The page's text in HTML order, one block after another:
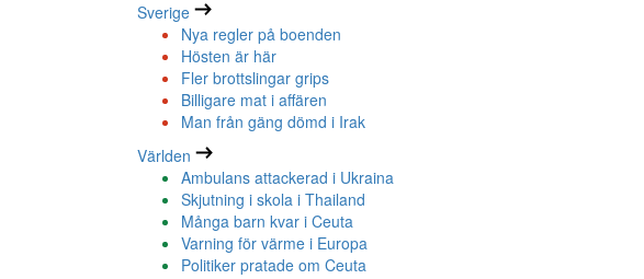
Sverige
Nya regler på boenden
Hösten är här
Fler brottslingar grips
Billigare mat i affären
Man från gäng dömd i Irak
Världen
Ambulans attackerad i Ukraina
Skjutning i skola i Thailand
Många barn kvar i Ceuta
Varning för värme i Europa
Politiker pratade om Ceuta